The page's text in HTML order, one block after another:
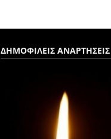
ΔΗΜΟΦΙΛΕΙΣ ΑΝΑΡΤΗΣΕΙΣ